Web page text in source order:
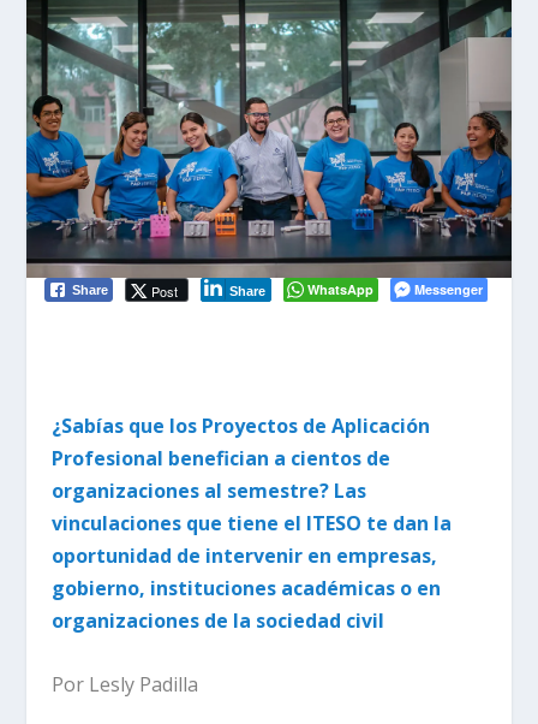
Share Post Share WhatsApp Messenger
¿Sabías que los Proyectos de Aplicación
Profesional benefician a cientos de
organizaciones al semestre? Las
vinculaciones que tiene el ITESO te dan la
oportunidad de intervenir en empresas,
gobierno, instituciones académicas o en
organizaciones de la sociedad civil
Por Lesly Padilla